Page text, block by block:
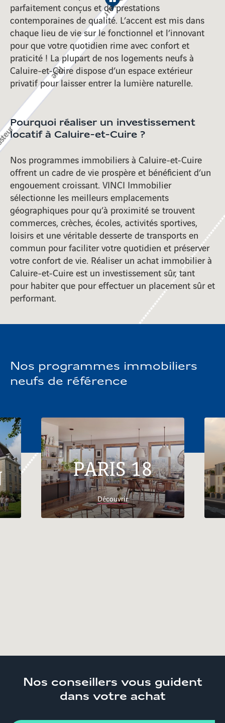
parfaitement conçus et de prestations
contemporaines de qualité. L’accent est mis dans
chaque lieu de vie sur le fonctionnel et l’innovant
pour que votre quotidien rime avec confort et
praticité ! La plupart de nos logements neufs à
Caluire-et-Cuire dispose d’un espace extérieur
privatif pour laisser entrer la lumière naturelle.
Pourquoi réaliser un investissement
locatif à Caluire-et-Cuire ?
Nos programmes immobiliers à Caluire-et-Cuire
offrent un cadre de vie prospère et bénéficient d’un
engouement croissant. VINCI Immobilier
sélectionne les meilleurs emplacements
géographiques pour qu’à proximité se trouvent
commerces, crèches, écoles, activités sportives,
loisirs et une véritable desserte de transports en
commun pour faciliter votre quotidien et préserver
votre confort de vie. Réaliser un achat immobilier à
Caluire-et-Cuire est un investissement sûr, tant
pour habiter que pour effectuer un placement sûr et
performant.
Nos programmes immobiliers
neufs de référence
PARIS 18
Découvrir
Nos conseillers vous guident
dans votre achat